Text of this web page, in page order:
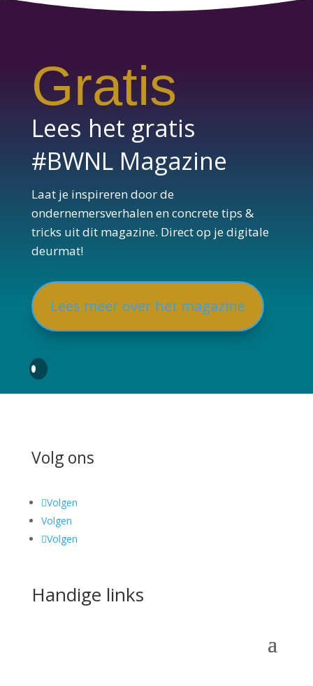
Gratis
Lees het gratis
#BWNL Magazine
Laat je inspireren door de
ondernemersverhalen en concrete tips &
tricks uit dit magazine. Direct op je digitale
deurmat!
Lees meer over het magazine
Volg ons
Volgen
Volgen
Volgen
Handige links